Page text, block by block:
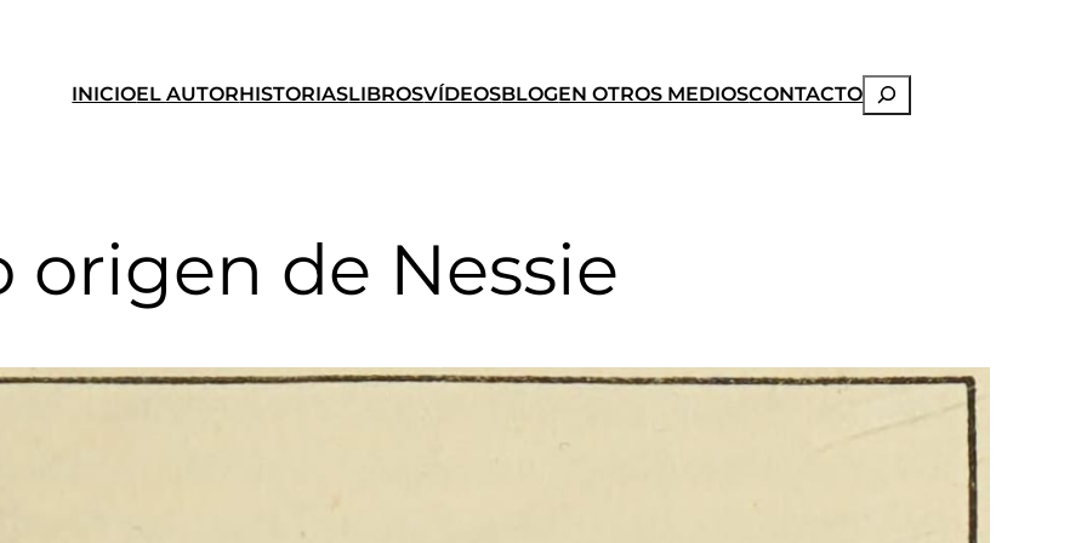
INICIOEL AUTORHISTORIASLIBROSVÍDEOSBLOGEN OTROS MEDIOSCONTACTOBuscar
origen de Nessie